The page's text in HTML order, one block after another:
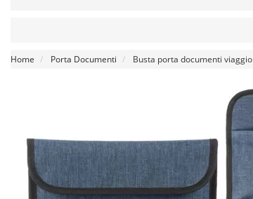
Home Porta Documenti Busta porta documenti viaggio